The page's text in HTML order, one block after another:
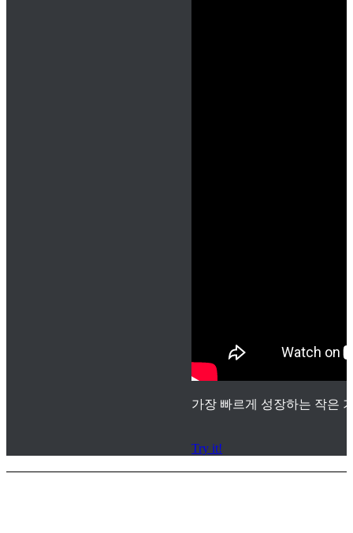
가장 빠르게 성장하는 작은
Try it!